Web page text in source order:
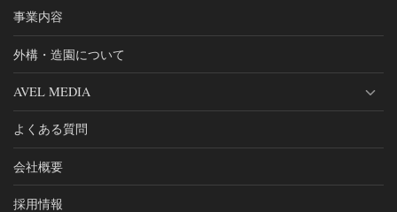
事業内容
外構・造園について
AVEL MEDIA
よくある質問
会社概要
採用情報